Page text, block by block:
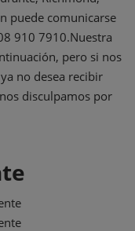
puede comunicarse
910 7910.Nuestra
pero si nos
no desea recibir
disculpamos por